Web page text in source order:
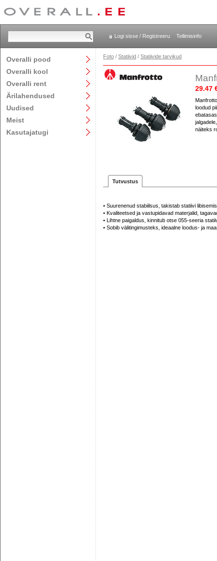
Logi sisse / Registreeru Tellimisinfo
Overalli pood
Overalli kool
Overalli rent
Ärilahendused
Uudised
Meist
Kasutajatugi
Foto / Statiivid / Statiivide tarvikud
29.47
loodud
näiteks
Tutvustus
• Suurenenud stabiilsus, takistab statiivi
• Kvaliteetsed ja vastupidavad materjalid,
• Lihtne paigaldus, kinnitub otse 055-seeria
• Sobib välitingimusteks, ideaalne loodus- ja